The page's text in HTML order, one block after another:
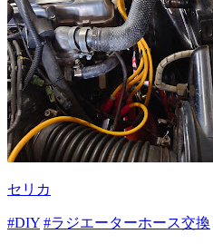
セリカ
#DIY #ラジエーターホース交換